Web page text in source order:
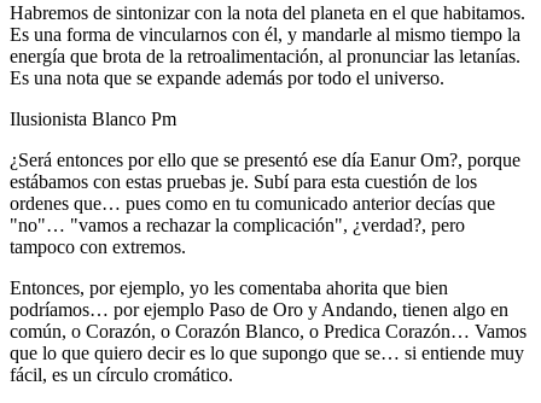
Habremos de sintonizar con la nota del planeta en el que habitamos.
Es una forma de vincularnos con él, y mandarle al mismo tiempo la
energía que brota de la retroalimentación, al pronunciar las letanías.
Es una nota que se expande además por todo el universo.
Ilusionista Blanco Pm
¿Será entonces por ello que se presentó ese día Eanur Om?, porque
estábamos con estas pruebas je. Subí para esta cuestión de los
ordenes que… pues como en tu comunicado anterior decías que
"no"… "vamos a rechazar la complicación", ¿verdad?, pero
tampoco con extremos.
Entonces, por ejemplo, yo les comentaba ahorita que bien
podríamos… por ejemplo Paso de Oro y Andando, tienen algo en
común, o Corazón, o Corazón Blanco, o Predica Corazón… Vamos
que lo que quiero decir es lo que supongo que se… si entiende muy
fácil, es un círculo cromático.